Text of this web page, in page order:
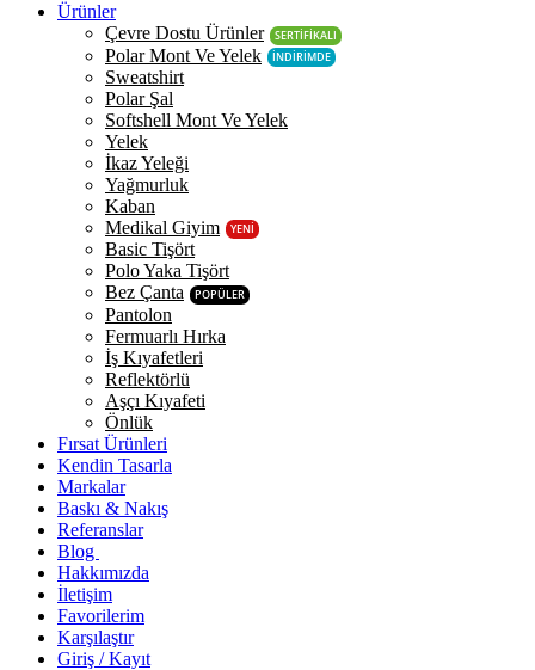
Ürünler
Çevre Dostu Ürünler
SERTİFİKALI
Polar Mont Ve Yelek İNDİRİMDE
Sweatshirt
Polar Şal
Softshell Mont Ve Yelek
Yelek
İkaz Yeleği
Yağmurluk
Kaban
Medikal Giyim
YENİ
Basic Tişört
Polo Yaka Tişört
Bez Çanta
POPÜLER
Pantolon
Fermuarlı Hırka
İş Kıyafetleri
Reflektörlü
Aşçı Kıyafeti
Önlük
Fırsat Ürünleri
Kendin Tasarla
Markalar
Baskı & Nakış
Referanslar
Blog
Hakkımızda
İletişim
Favorilerim
Karşılaştır
Giriş / Kayıt